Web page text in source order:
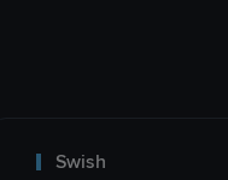
Swish